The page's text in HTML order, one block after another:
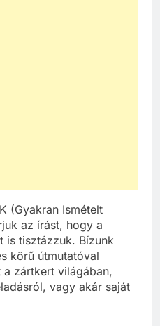
(Gyakran Ismételt
az írást, hogy a
is tisztázzuk. Bízunk
körű útmutatóval
a zártkert világában,
vagy akár saját